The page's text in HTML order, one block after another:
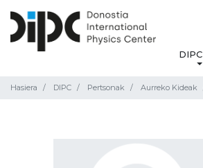
DIPC
Hasiera DIPC Pertsonak Aurreko Kideak